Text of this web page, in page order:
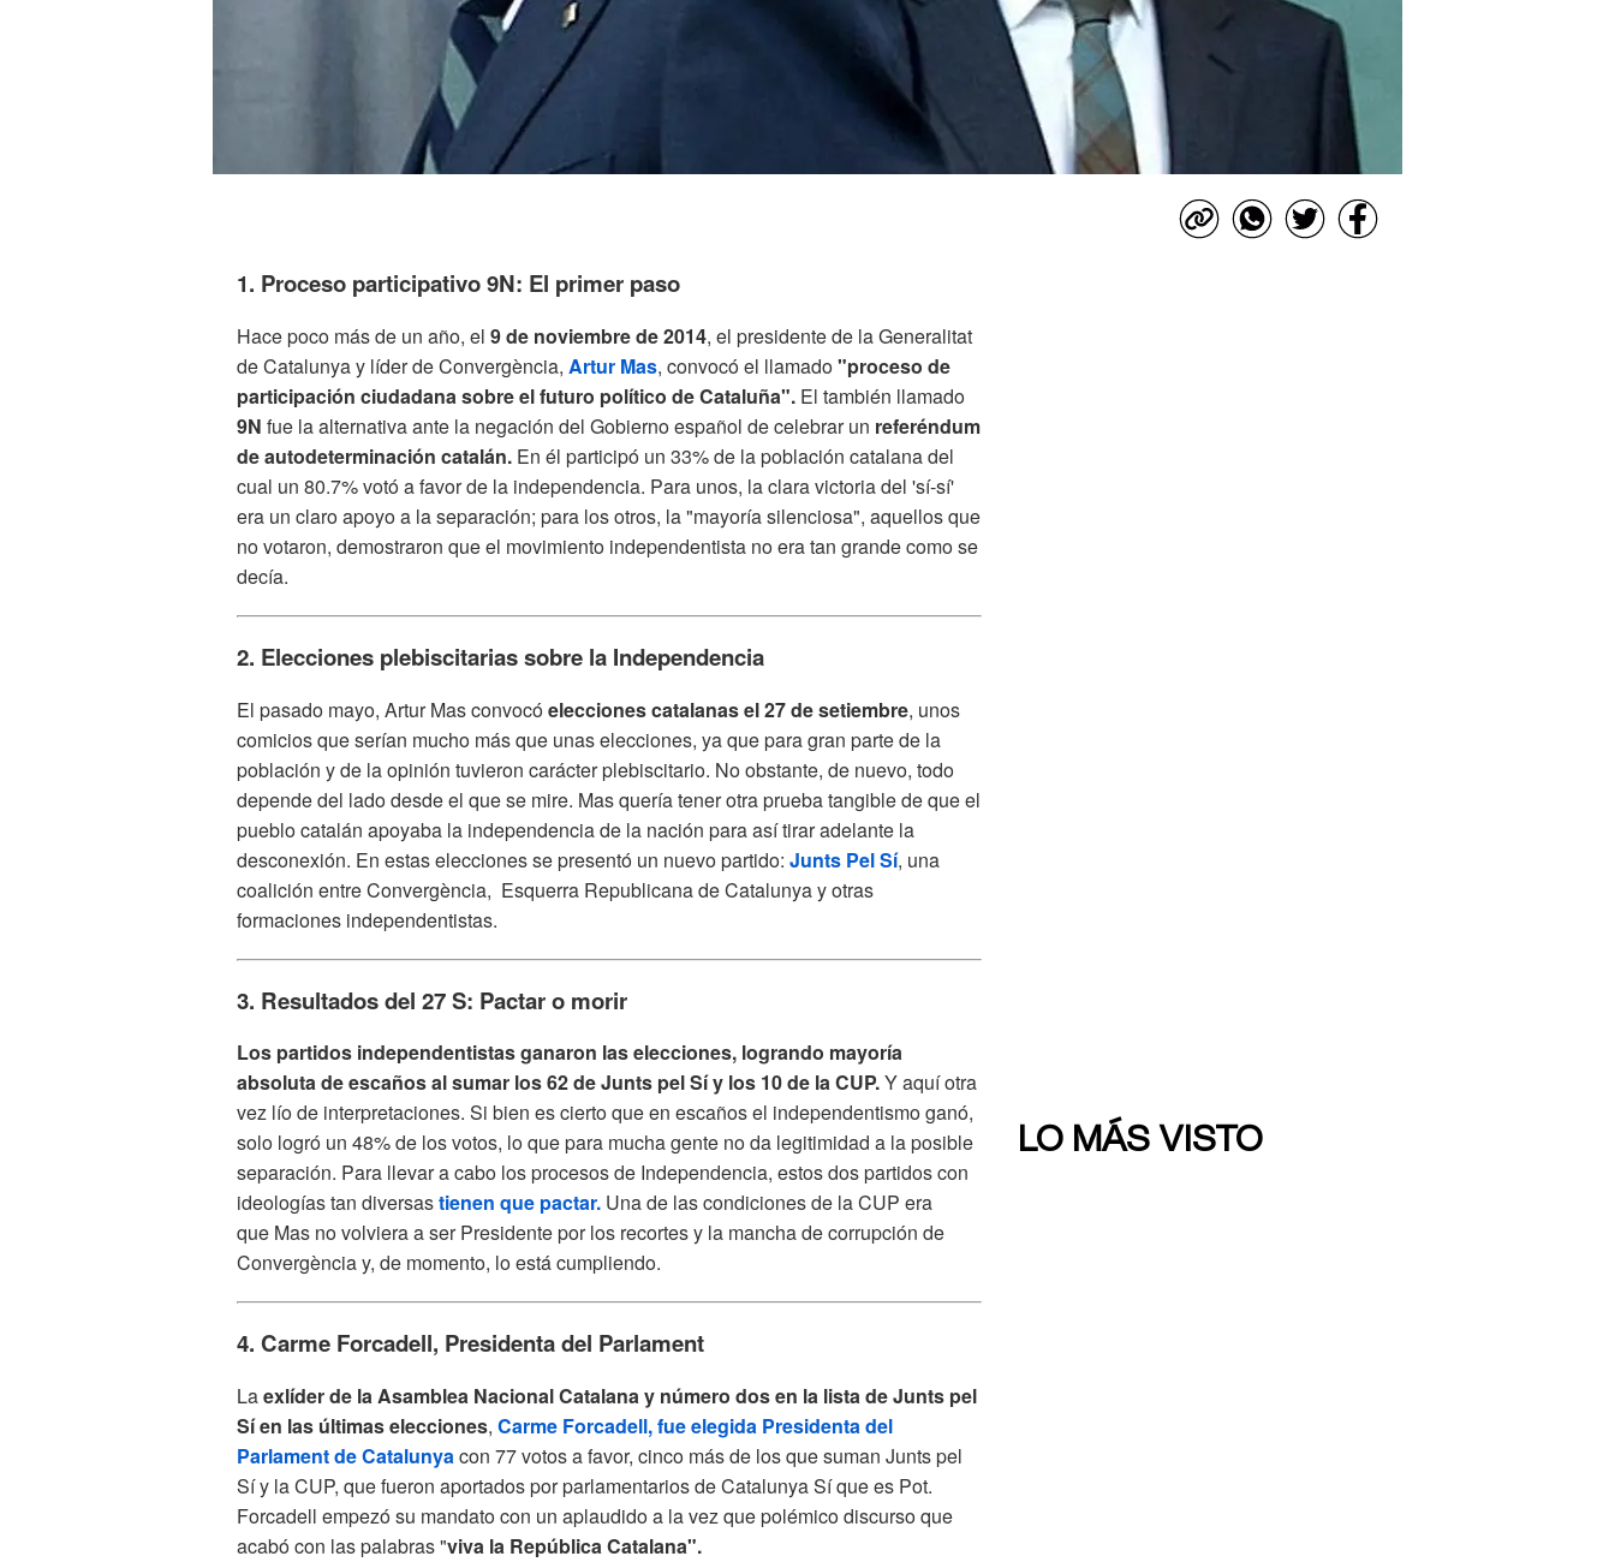
1. Proceso participativo 9N: El primer paso
Hace poco más de un año, el 9 de noviembre de 2014, el presidente de la Generalitat
de Catalunya y líder de Convergència, Artur Mas, convocó el llamado"proceso de
participación ciudadana sobre el futuro político de Cataluña". El también llamado
9N fue la alternativa ante la negación del Gobierno español de celebrar un referéndum
de autodeterminación catalán. En él participó un 33% de la población catalana del
cual un 80.7% votó a favor de la independencia. Para unos, la clara victoria del 'sí-sí'
era un claro apoyo a la separación; para los otros, la "mayoría silenciosa", aquellos que
no votaron, demostraron que el movimiento independentista no era tan grande como se
decía.
2. Elecciones plebiscitarias sobre la Independencia
El pasado mayo, Artur Mas convocóelecciones catalanas el 27 de setiembre, unos
comicios que serían mucho más que unas elecciones, ya que para gran parte de la
población y de la opinión tuvieron carácter plebiscitario. No obstante, de nuevo, todo
depende del lado desde el que se mire. Mas quería tener otra prueba tangible de que el
pueblo catalán apoyaba la independencia de la nación para así tirar adelante la
desconexión. En estas elecciones se presentó un nuevo partido: Junts Pel Sí, una
coalición entre Convergència, Esquerra Republicana de Catalunya y otras
formaciones independentistas.
3. Resultados del 27 S: Pactar o morir
Los partidos independentistas ganaron las elecciones, logrando mayoría
absoluta de escaños al sumar los 62 de Junts pel Sí y los 10 de la CUP.Y aquí otra
vez lío de interpretaciones. Si bien es cierto que en escaños el independentismo ganó,
solo logró un 48% de los votos, lo que para mucha gente no da legitimidad a la posible
separación. Para llevar a cabo los procesos de Independencia, estos dos partidos con
ideologías tan diversastienen que pactar. Una de las condiciones de la CUP era
que Mas no volviera a ser Presidente por los recortes y la mancha de corrupción de
Convergència y, de momento, lo está cumpliendo.
4. Carme Forcadell, Presidenta del Parlament
Laexlíder de la Asamblea Nacional Catalana y número dos en la lista de Junts pel
Sí en las últimas elecciones, Carme Forcadell, fue elegida Presidenta del
Parlament de Catalunyacon 77 votos a favor, cinco más de los que suman Junts pel
Sí y la CUP, que fueron aportados por parlamentarios de Catalunya Sí que es Pot.
Forcadell empezó su mandato con un aplaudido a la vez que polémico discurso que
acabó con las palabras "viva la República Catalana".
LO MÁS VISTO